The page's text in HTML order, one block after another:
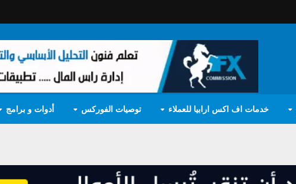
خدمات اف اكس ارابيا للعملاء توصيات الفوركس أدوات و برامج